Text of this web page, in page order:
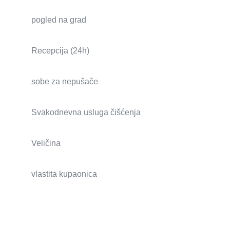
pogled na grad
Recepcija (24h)
sobe za nepušače
Svakodnevna usluga čišćenja
Veličina
vlastita kupaonica